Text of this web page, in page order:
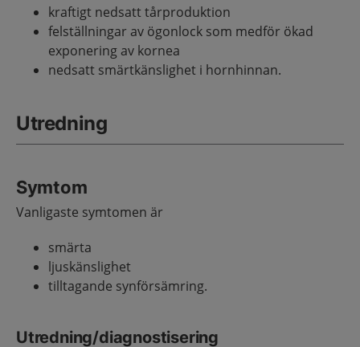
kraftigt nedsatt tårproduktion
felställningar av ögonlock som medför ökad
exponering av kornea
nedsatt smärtkänslighet i hornhinnan.
Utredning
Symtom
Vanligaste symtomen är
smärta
ljuskänslighet
tilltagande synförsämring.
Utredning/diagnostisering